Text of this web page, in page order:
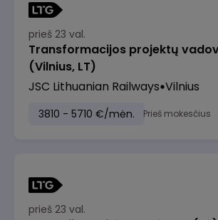
prieš 23 val.
Transformacijos projektų
(Vilnius, LT)
JSC Lithuanian Railways Vilnius
3810 - 5710 €/mėn. Prieš mokesčius
prieš 23 val.